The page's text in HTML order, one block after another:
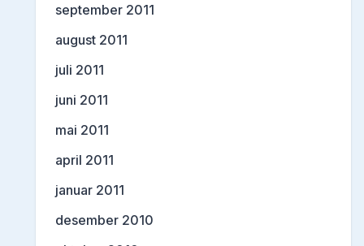
september 2011
august 2011
juli 2011
juni 2011
mai 2011
april 2011
januar 2011
desember 2010